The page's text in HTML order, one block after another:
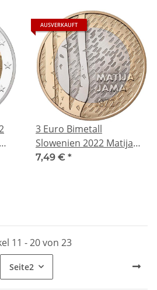
AUSVERKAUFT
3 Euro Bimetall
Slowenien 2022 Matija
Jama - 150. Geburtstag
7,49 € *
11 - 20 von 23
Seite2